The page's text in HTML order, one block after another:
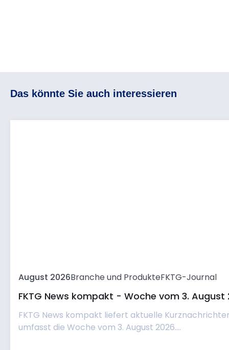
Das könnte Sie auch interessieren
August 2026Branche und ProdukteFKTG-Journal
FKTG News kompakt - Woche vom 3. August
FKTG News kompakt liefert aktuelle
umfasst die Woche vom 3. August 2026....